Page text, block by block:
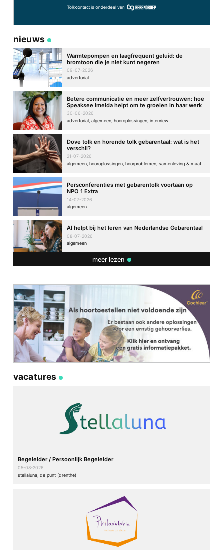
nieuws
Warmtepompen en laagfrequent geluid: de
bromtoon die je niet kunt negeren
09-07-2026
advertorial
Betere communicatie en meer zelfvertrouwen: hoe
Speaksee Imelda helpt om te groeien in haar werk
30-06-2026
advertorial, algemeen, hooroplossingen, interview
Dove tolk en horende tolk gebarentaal: wat is het
verschil?
21-07-2026
Persconferenties met gebarentolk voortaan op
NPO 1 Extra
14-07-2026
algemeen
AI helpt bij het leren van Nederlandse Gebarentaal
08-07-2026
algemeen
meer lezen
vacatures
Begeleider / Persoonlijk Begeleider
05-08-2026
stellaluna, de punt (drenthe)